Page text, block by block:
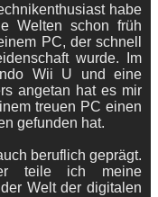
habe
Welten schon früh
PC, der schnell
wurde. Im
Wii U und eine
angetan hat es mir
treuen PC einen
gefunden hat.
beruflich geprägt.
teile ich meine
Welt der digitalen